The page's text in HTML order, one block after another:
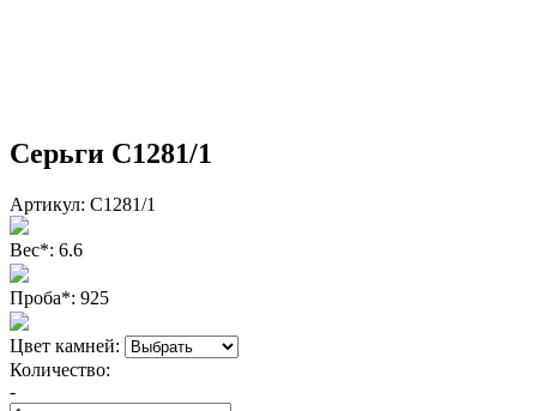
Серьги С1281/1
Артикул: С1281/1
Вес*: 6.6
Проба*: 925
Цвет камней:
Количество:
-